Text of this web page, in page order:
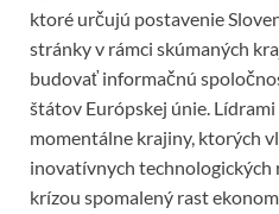
ktoré určujú postavenie
stránky v rámci skúmaných
budovať informačnú
štátov Európskej únie.
momentálne krajiny, ktorých
inovatívnych technologických
krízou spomalený rast